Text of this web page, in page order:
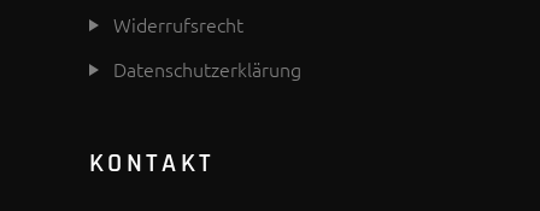
Widerrufsrecht
Datenschutzerklärung
KONTAKT